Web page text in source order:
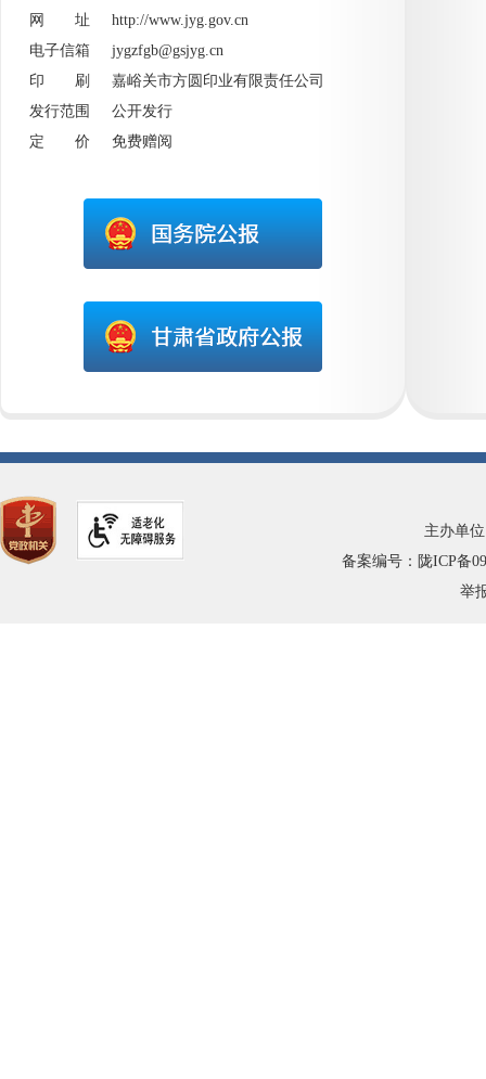
网 址 http://www.jyg.gov.cn
电子信箱 jygzfgb@gsjyg.cn
印 刷 嘉峪关市方圆印业有限责任公司
发行范围 公开发行
定 价 免费赠阅
主办单
备案编号：陇ICP备
举